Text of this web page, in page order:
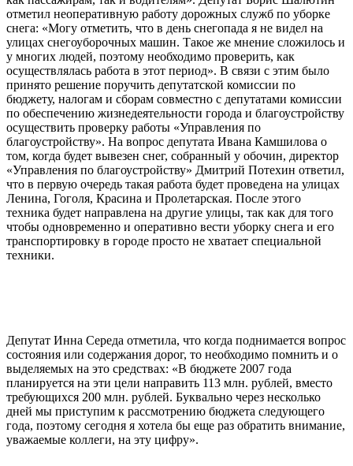
отметил неоперативную работу дорожных служб по уборке
снега: «Могу отметить, что в день снегопада я не видел на
улицах снегоуборочных машин. Такое же мнение сложилось и
у многих людей, поэтому необходимо проверить, как
осуществлялась работа в этот период». В связи с этим было
принято решение поручить депутатской комиссии по
бюджету, налогам и сборам совместно с депутатами комиссии
по обеспечению жизнедеятельности города и благоустройству
осуществить проверку работы «Управления по
благоустройству». На вопрос депутата Ивана Камшилова о
том, когда будет вывезен снег, собранный у обочин, директор
«Управления по благоустройству» Дмитрий Потехин ответил,
что в первую очередь такая работа будет проведена на улицах
Ленина, Гоголя, Красина и Пролетарская. После этого
техника будет направлена на другие улицы, так как для того
чтобы одновременно и оперативно вести уборку снега и его
транспортировку в городе просто не хватает специальной
техники.
Депутат Инна Середа отметила, что когда поднимается вопрос
состояния или содержания дорог, то необходимо помнить и о
выделяемых на это средствах: «В бюджете 2007 года
планируется на эти цели направить 113 млн. рублей, вместо
требующихся 200 млн. рублей. Буквально через несколько
дней мы приступим к рассмотрению бюджета следующего
года, поэтому сегодня я хотела бы еще раз обратить внимание,
уважаемые коллеги, на эту цифру».